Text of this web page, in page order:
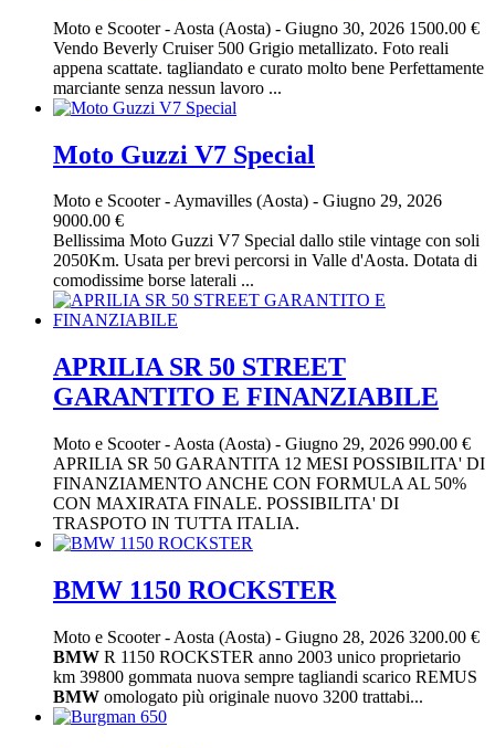
Moto e Scooter- Aosta (Aosta) - Giugno 30, 2026 1500.00 €
Vendo Beverly Cruiser 500 Grigio metallizato. Foto reali
appena scattate. tagliandato e curato molto bene Perfettamente
marciante senza nessun lavoro ...
Moto Guzzi V7 Special
Moto e Scooter-Aymavilles (Aosta) - Giugno 29, 2026
9000.00 €
Bellissima Moto Guzzi V7 Special dallo stile vintage con soli
2050Km. Usata per brevi percorsi in Valle d'Aosta. Dotata di
comodissime borse laterali ...
APRILIA SR 50 STREET
GARANTITO E FINANZIABILE
Moto e Scooter- Aosta (Aosta) - Giugno 29, 2026 990.00 €
APRILIA SR 50 GARANTITA 12 MESI POSSIBILITA' DI
FINANZIAMENTO ANCHE CON FORMULA AL 50%
CON MAXIRATA FINALE. POSSIBILITA' DI
TRASPOTO IN TUTTA ITALIA.
BMW 1150 ROCKSTER
Moto e Scooter- Aosta (Aosta) - Giugno 28, 2026 3200.00 €
BMW R 1150 ROCKSTER anno 2003 unico proprietario
km 39800 gommata nuova sempre tagliandi scarico REMUS
BMW omologato più originale nuovo 3200 trattabi...